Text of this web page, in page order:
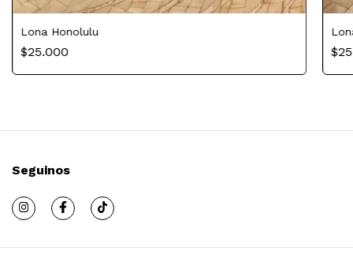
Lona Honolulu
$25.000
Seguinos